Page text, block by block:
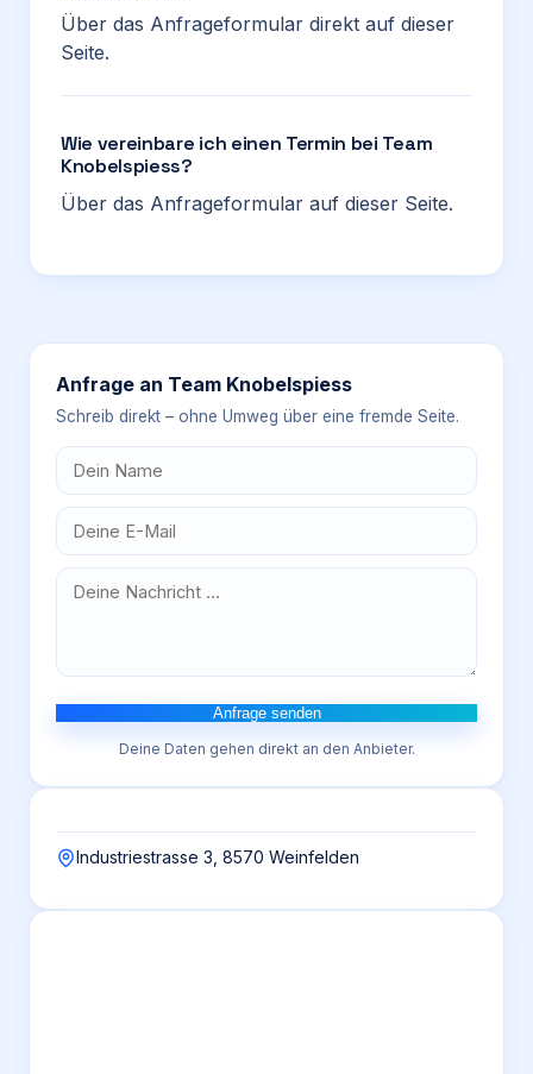
Über das Anfrageformular direkt auf dieser
Seite.
Wie vereinbare ich einen Termin bei Team
Knobelspiess?
Über das Anfrageformular auf dieser Seite.
Anfrage an Team Knobelspiess
Schreib direkt – ohne Umweg über eine fremde Seite.
Anfrage senden
Deine Daten gehen direkt an den Anbieter.
Industriestrasse 3, 8570 Weinfelden